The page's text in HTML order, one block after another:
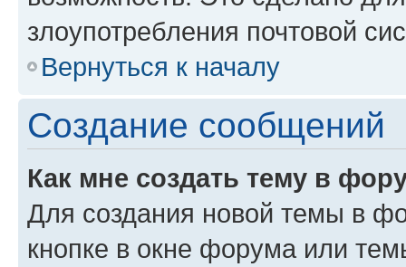
злоупотребления почтовой
Вернуться к началу
Создание сообщений
Как мне создать тему в
Для создания новой темы в
кнопке в окне форума или